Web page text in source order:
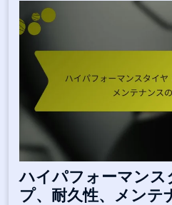
ハイパフォーマンス
プ、耐久性、メンテ